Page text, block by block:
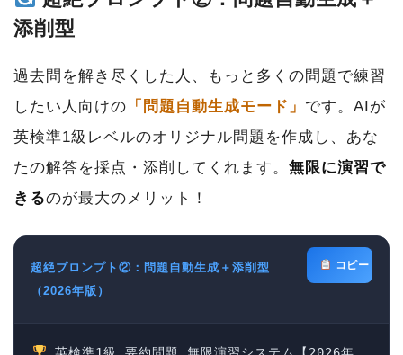
添削型
過去問を解き尽くした人、もっと多くの問題で練習
したい人向けの 「問題自動生成モード」 です。AIが
英検準1級レベルのオリジナル問題を作成し、あな
たの解答を採点・添削してくれます。 無限に演習で
きるのが最大のメリット！
超絶プロンプト②：問題自動生成＋添削型
（2026年版）
コピー